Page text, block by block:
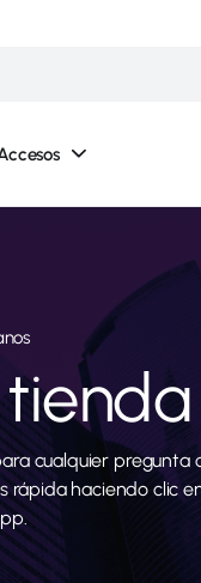
cualquier pregunta
rápida haciendo clic